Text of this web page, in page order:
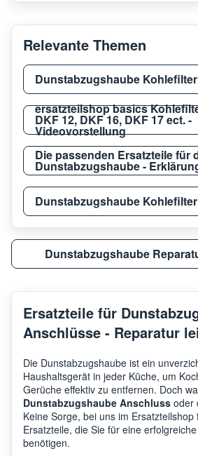
Relevante Themen
Dunstabzugshaube
ersatzteilshop basics
DKF 12, DKF 16, DKF 17 ect. -
Videovorstellung
Die passenden Ersatzteile für
Dunstabzugshaube -
Dunstabzugshaube
Dunstabzugshaube
Ersatzteile für
Anschlüsse - Reparatur
Die Dunstabzugshaube ist ein
Haushaltsgerät in jeder Küche, um
Gerüche effektiv zu entfernen. Doch
Dunstabzugshaube Anschluss oder
Keine Sorge, bei uns im Ersatzteilshop
Ersatzteile, die Sie für eine
benötigen.